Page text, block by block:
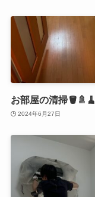
お部屋の清掃🪣🚿🧹
2024年6月27日